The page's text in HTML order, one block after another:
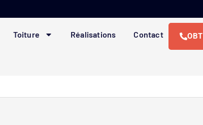
Toiture Réalisations Contact